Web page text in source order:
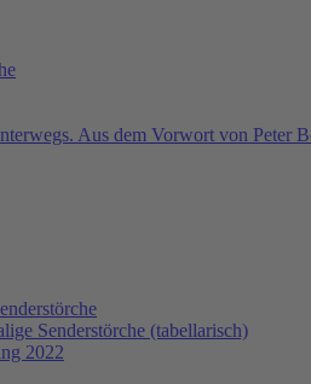
Aus dem Vorwort von Peter
Senderstörche (tabellarisch)
2022